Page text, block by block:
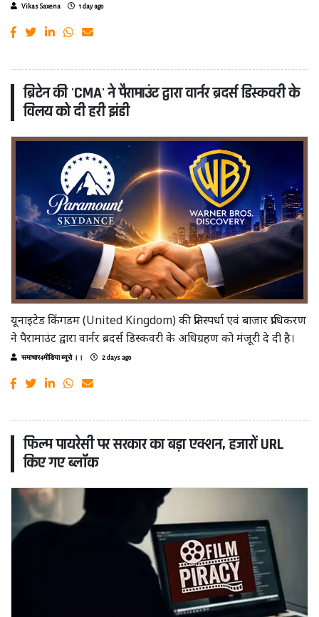
Vikas Saxena 1 day ago
ब्रिटेन की 'CMA' ने पैरामाउंट द्वारा वार्नर ब्रदर्स डिस्कवरी के
विलय को दी हरी झंडी
यूनाइटेड किंगडम (United Kingdom) की प्रतिस्पर्धा एवं बाजार प्राधिकरण
ने पैरामाउंट द्वारा वार्नर ब्रदर्स डिस्कवरी के अधिग्रहण को मंजूरी दे दी है।
समाचार4मीडिया ब्यूरो ।। 2 days ago
फिल्म पायरेसी पर सरकार का बड़ा एक्शन, हजारों URL
किए गए ब्लॉक